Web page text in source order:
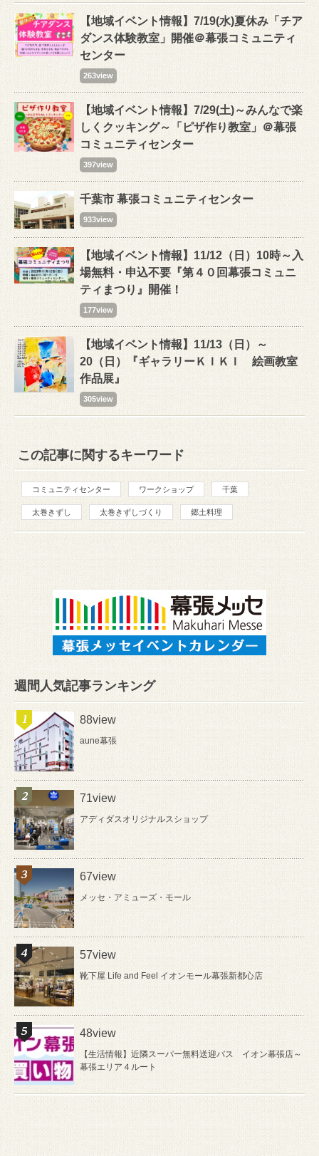
【地域イベント情報】7/19(水)夏休み「チア
ダンス体験教室」開催＠幕張コミュニティ
センター
263view
【地域イベント情報】7/29(土)～みんなで楽
しくクッキング～「ピザ作り教室」＠幕張
コミュニティセンター
397view
千葉市 幕張コミュニティセンター
933view
【地域イベント情報】11/12（日）10時～入
場無料・申込不要『第４０回幕張コミュニ
ティまつり』開催！
177view
【地域イベント情報】11/13（日）～
20（日）『ギャラリーＫＩＫＩ 絵画教室
作品展』
305view
この記事に関するキーワード
コミュニティセンター ワークショップ 千葉
太巻きずし 太巻きずしづくり 郷土料理
週間人気記事ランキング
88view
aune幕張
71view
アディダスオリジナルスショップ
67view
メッセ・アミューズ・モール
57view
靴下屋 Life and Feel イオンモール幕張新都心店
48view
【生活情報】近隣スーパー無料送迎バス イオン幕張店～
幕張エリア４ルート